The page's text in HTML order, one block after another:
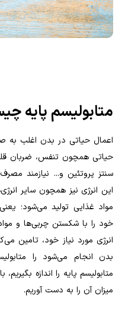
متابولیسم پایه
اعمال حیاتی در بدن اغلب به
حیاتی همچون تنفس، ضربان
سنتز پروتئین و... نیازمند
این انرژی نیز همچون سایر
مواد غذایی تولید می‌شود؛
خود را با شکستن چربی‌ها و
انرژی مورد نیاز خود، تامین
بدن انجام می‌شود را
متابولیسم پایه را اندازه
میزان آن را به دست آوریم.